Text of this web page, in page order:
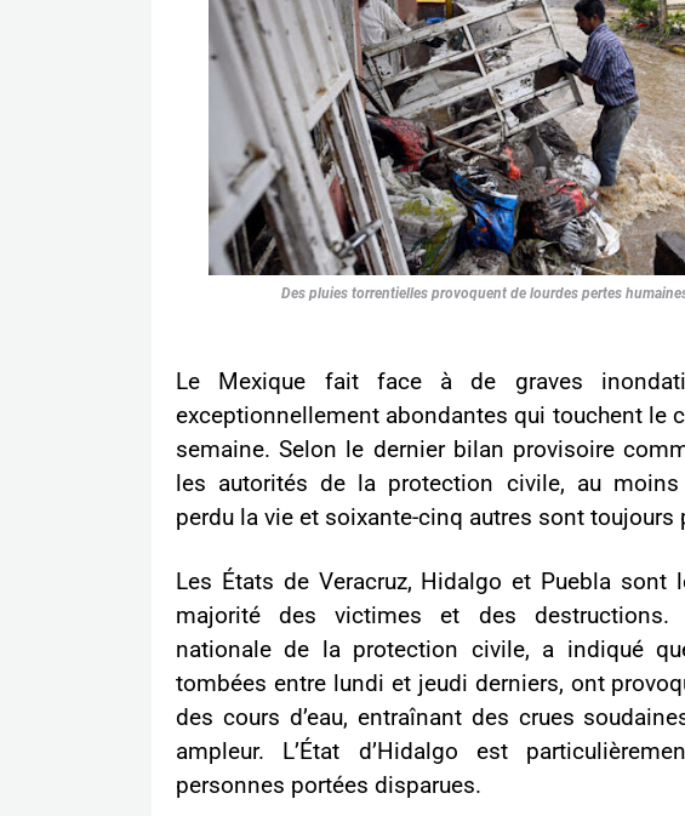
Des pluies torrentielles provoquent de lourdes pertes
Le Mexique fait face à de graves
exceptionnellement abondantes qui touchent le
semaine. Selon le dernier bilan provisoire
les autorités de la protection civile, au moins
perdu la vie et soixante-cinq autres sont toujours
Les États de Veracruz, Hidalgo et Puebla sont
majorité des victimes et des destructions.
nationale de la protection civile, a indiqué
tombées entre lundi et jeudi derniers, ont
des cours d’eau, entraînant des crues
ampleur. L’État d’Hidalgo est
personnes portées disparues.